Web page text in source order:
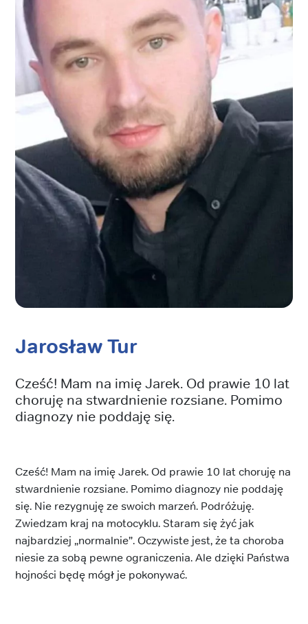
Jarosław Tur
Cześć! Mam na imię Jarek. Od prawie 10 lat
choruję na stwardnienie rozsiane. Pomimo
diagnozy nie poddaję się.
Cześć! Mam na imię Jarek. Od prawie 10 lat choruję na
stwardnienie rozsiane. Pomimo diagnozy nie poddaję
się. Nie rezygnuję ze swoich marzeń. Podróżuję.
Zwiedzam kraj na motocyklu. Staram się żyć jak
najbardziej „normalnie”. Oczywiste jest, że ta choroba
niesie za sobą pewne ograniczenia. Ale dzięki Państwa
hojności będę mógł je pokonywać.